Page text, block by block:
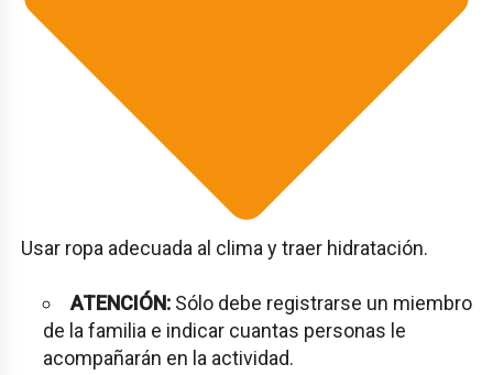
Usar ropa adecuada al clima y traer hidratación.
ATENCIÓN: Sólo debe registrarse un miembro
de la familia e indicar cuantas personas le
acompañarán en la actividad.